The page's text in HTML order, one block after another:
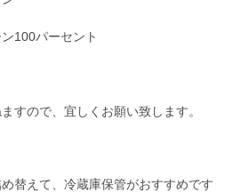
100パーセント
すので、宜しくお願い致します。
替えて、冷蔵庫保管がおすすめです